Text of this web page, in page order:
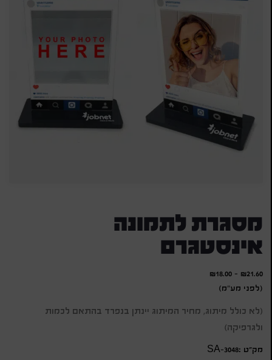
מסגרת לתמונה
אינסטגרם
₪21.60
-
₪18.00
(לפני מע"מ)
(לא כולל מיתוג, מחיר המיתוג יינתן בנפרד בהתאם לכמות
ולגרפיקה)
מק״ט :SA-3048